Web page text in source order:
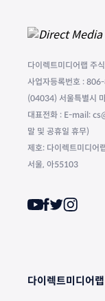
다이렉트미디어랩 주
사업자등록번호 :
(04034) 서울특별시
대표전화 : E-mail:
말 및 공휴일 휴무)
제호: 다이렉트미디어
서울, 아55103
다이렉트미디어